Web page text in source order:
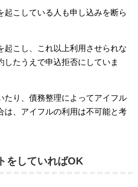
起こしている人も申し込みを断ら
起こし、これ以上利用させられな
したうえで申込拒否にしていま
たり、債務整理によってアイフル
は、アイフルの利用は不可能と考
をしていればOK